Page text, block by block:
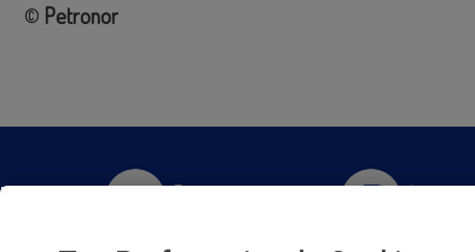
© Petronor
Twitter Instagram